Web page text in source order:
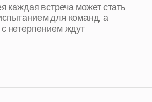
каждая встреча может стать
для команд, а
нетерпением ждут